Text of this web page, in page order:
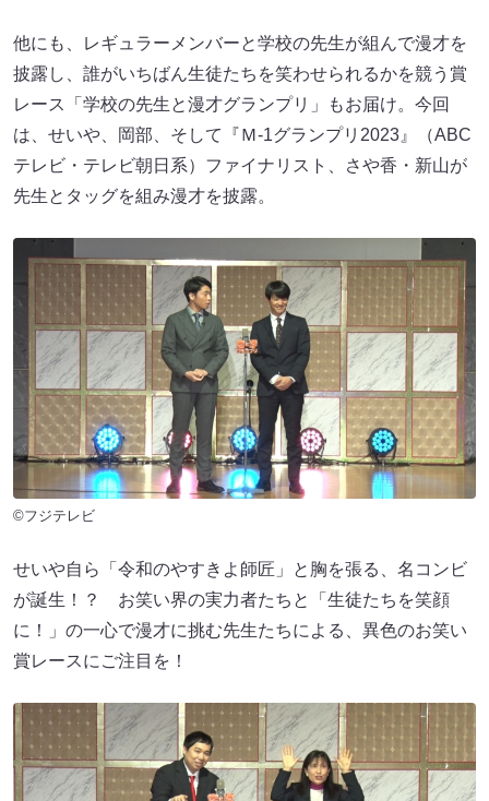
他にも、レギュラーメンバーと学校の先生が組んで漫才を
披露し、誰がいちばん生徒たちを笑わせられるかを競う賞
レース「学校の先生と漫才グランプリ」もお届け。今回
は、せいや、岡部、そして『Ｍ-1グランプリ2023』（ABC
テレビ・テレビ朝日系）ファイナリスト、さや香・新山が
先生とタッグを組み漫才を披露。
©フジテレビ
せいや自ら「令和のやすきよ師匠」と胸を張る、名コンビ
が誕生！？ お笑い界の実力者たちと「生徒たちを笑顔
に！」の一心で漫才に挑む先生たちによる、異色のお笑い
賞レースにご注目を！